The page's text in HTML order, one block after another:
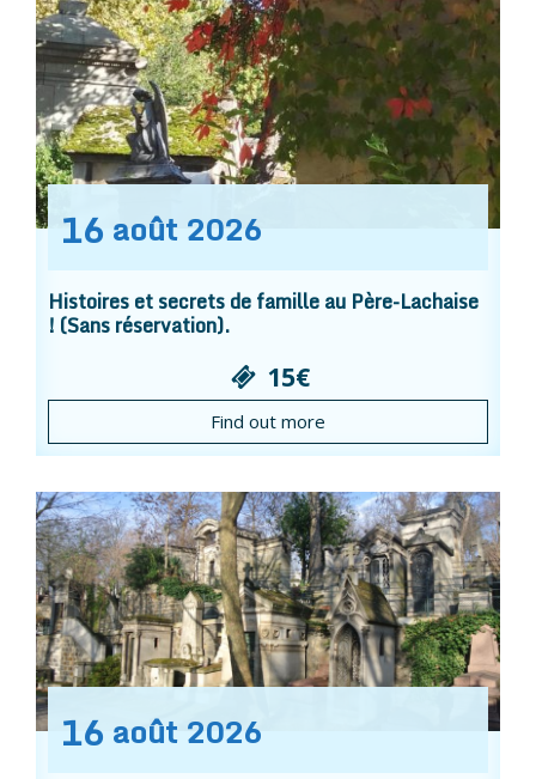
16 août 2026
Histoires et secrets de famille au Père-Lachaise
! (Sans réservation).
15€
Find out more
16 août 2026